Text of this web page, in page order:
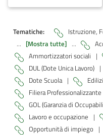
Tematiche: Istruzione,
... [Mostra tutte] ...
Ammortizzatori sociali |
DUL (Dote Unica Lavoro) |
Dote Scuola |
Filiera Professionalizzante
GOL (Garanzia di
Lavoro e occupazione |
Opportunità di impiego |